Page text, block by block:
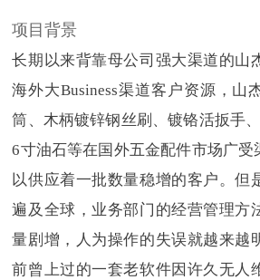
项目背景
长期以来背靠母公司强大渠道的山
海外大Business渠道客户资源，山
筒、木柄镀锌钢丝刷、镀铬活扳手
6寸油石等在国外五金配件市场广受
以供应着一批数量稳增的客户。但
遍及全球，业务部门的经营管理方
量剧增，人为操作的失误就越来越
前曾上过的一套老软件因许久无人